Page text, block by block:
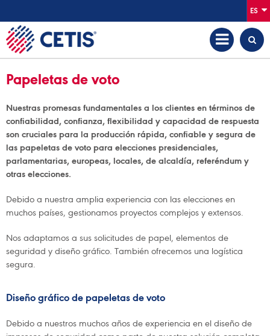
ES
Papeletas de voto
Nuestras promesas fundamentales a los clientes en términos de
confiabilidad, confianza, flexibilidad y capacidad de respuesta
son cruciales para la producción rápida, confiable y segura de
las papeletas de voto para elecciones presidenciales,
parlamentarias, europeas, locales, de alcaldía, referéndum y
otras elecciones.
Debido a nuestra amplia experiencia con las elecciones en
muchos países, gestionamos proyectos complejos y extensos.
Nos adaptamos a sus solicitudes de papel, elementos de
seguridad y diseño gráfico. También ofrecemos una logística
segura.
Diseño gráfico de papeletas de voto
Debido a nuestros muchos años de experiencia en el diseño de